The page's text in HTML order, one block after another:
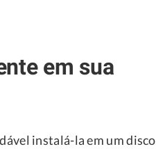
em sua
instalá-la em um disco